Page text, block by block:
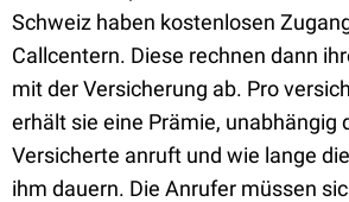
Schweiz haben kostenlosen
Callcentern. Diese rechnen dann
mit der Versicherung ab. Pro
erhält sie eine Prämie, unabhängig
Versicherte anruft und wie lange
ihm dauern. Die Anrufer müssen